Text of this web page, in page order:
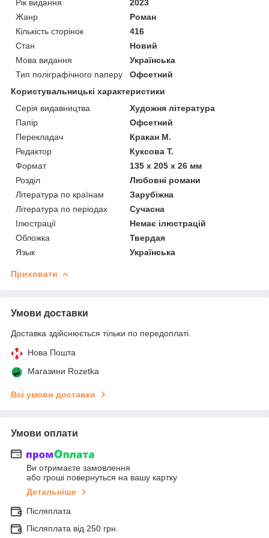
Рік видання
2023
Жанр
Роман
Кількість сторінок
416
Стан
Новий
Мова видання
Українська
Тип поліграфічного паперу
Офсетний
Користувальницькі характеристики
Серія видавництва
Художня література
Папір
Офсетний
Перекладач
Кракан М.
Редактор
Куксова Т.
Формат
135 х 205 х 26 мм
Розділ
Любовні романи
Література по країнам
Зарубіжна
Література по періодах
Сучасна
Ілюстрації
Немає ілюстрацій
Обложка
Твердая
Язык
Українська
Приховати
Умови доставки
Доставка здійснюється тільки по передоплаті.
Нова Пошта
Магазини Rozetka
Всі умови доставки
Умови оплати
Ви отримаєте замовлення
або гроші повернуться на вашу картку
Детальніше
Післяплата
Післяплата від 250 грн.